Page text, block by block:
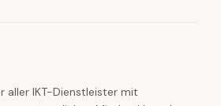
aller IKT-Dienstleister mit